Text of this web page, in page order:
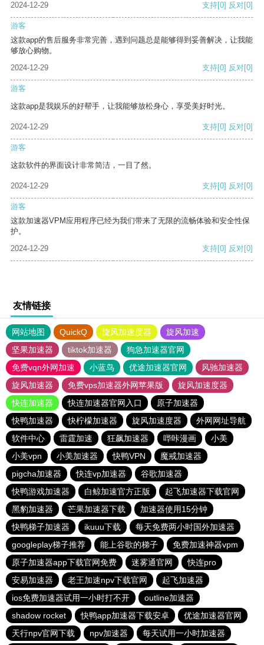
2024-12-29 支持[0] 反对[0]
游客
这款app的售后服务非常完善，遇到问题总是能够得到妥善解决，让我能
够放心购物。
2024-12-29
支持[0] 反对[0]
游客
这款app是我娱乐的好帮手，让我能够放松身心，享受美好时光。
2024-12-29 支持[0] 反对[0]
游客
这款软件的界面设计非常简洁，一目了然。
2024-12-29 支持[0] 反对[0]
游客
这款加速器VPM应用程序已经为我们带来了无限的流畅体验和安全性保
护。
2024-12-29
支持[0] 反对[0]
友情链接
网站地图 QuickQ 旋风加速度器
旋风加速
坚果加速器
tiktok加速器
狗急加速器官网
免费vqn外网加速
小蓝鸟 优途加速器官网
风驰加速器
旋风加速器
免费vps加速器外网苹果版
旋风加速度器
快连加速器
快连加速器官网入口
原子加速器
快鸭加速器
快柠檬加速器 旋风加速度器
外网网址导航
软件中心
雷霆加速 狂飙加速器 哔咔漫画
小美
小美vpn
小美加速器 快鸭VPN
魔戒加速器
pigcha加速器
快连vp加速器
谷歌加速器
快鸭游戏加速器
白鲸加速官方正版
起飞加速器下载官网
黑豹加速器
芒果加速器下载
加速器使用15分钟
快鸭梯子加速器
ikuuu下载
每天免费两小时国外加速器
googleplay梯子推荐
能上谷歌的梯子
免费加速神器vpm
原子加速器app下载官网免费
迷雾通官网
快连pro
安易加速器
老王加速npv下载官网
起飞加速器
ios免费加速器试用一小时打不开
outline加速器
shadow rocket
快鸭app加速器下载安卓
优途加速器官网
天行npv官网下载
npv加速器 每天试用一小时加速器